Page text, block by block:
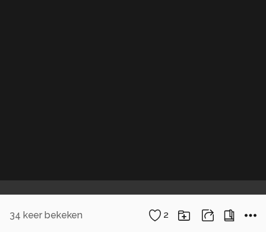
34 keer bekeken 2